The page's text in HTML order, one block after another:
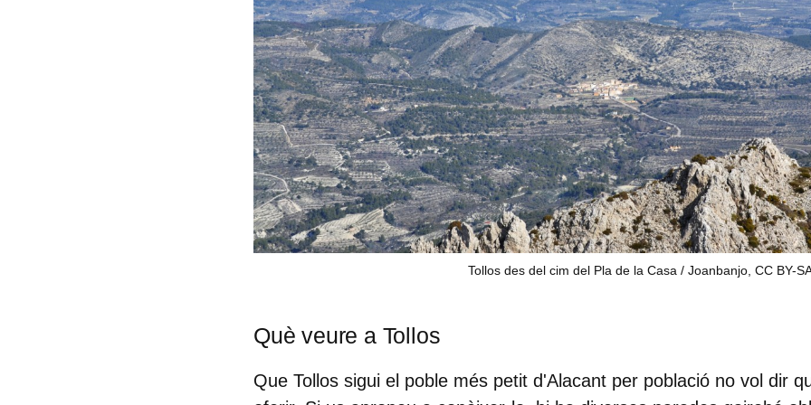
Tollos des del cim del Pla de la Casa / Joanbanjo, CC BY-
Què veure a Tollos
Que Tollos sigui el poble més petit d'Alacant per població no vol dir